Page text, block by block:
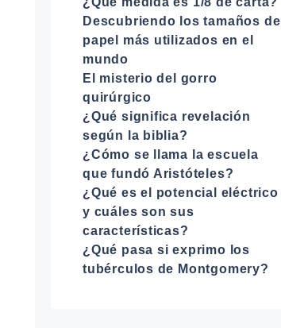
Descubriendo los tamaños de
papel más utilizados en el
mundo
El misterio del gorro
quirúrgico
¿Qué significa revelación
según la biblia?
¿Cómo se llama la escuela
que fundó Aristóteles?
¿Qué es el potencial eléctrico
y cuáles son sus
características?
¿Qué pasa si exprimo los
tubérculos de Montgomery?